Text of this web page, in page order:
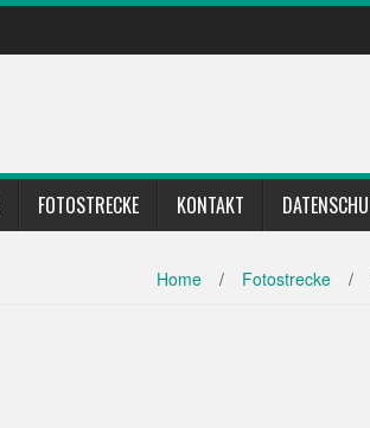
FOTOSTRECKE KONTAKT
Home / Fotostrecke /